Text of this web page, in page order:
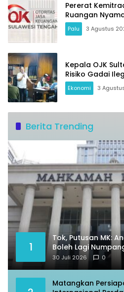
Pererat
Ruangan
Palu 3 Agustus
Kepala OJK
Risiko Gadai
Ekonomi 3
Berita Trending
1
Tok, Putusan MK:
Boleh Lagi
30 Juli 2026 0
Matangkan